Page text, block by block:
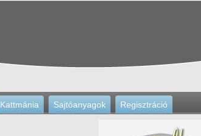
Kattmánia Sajtóanyagok
Regisztráció